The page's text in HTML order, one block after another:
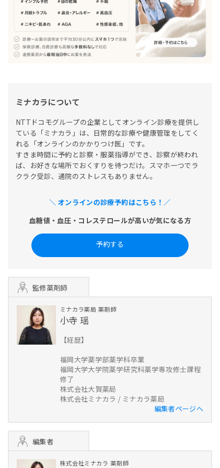
ミナカラについて
NTTドコモグループの企業としてオンライン診療を提供し
ている「ミナカラ」は、日常的な診療や健康管理をしてく
れる「オンラインのかかりつけ医」です。
すきま時間に予約と診察・服薬指導ができ、診察が終われ
ば、お好きな場所でおくすりを待つだけ。スマホ一つでラ
クラク受診、通院のストレスもありません。
＼ オンラインの診療予約はこちら！／
血糖値・血圧・コレステロールが高いが気になる方
予約する
監修薬剤師
ミナカラ薬局 薬剤師
小寺 瑶
【経歴】
福岡大学薬学部薬学科卒業
福岡大学大学院薬学研究科薬学専攻修士課程
修了
株式会社大賀薬局
株式会社ミナカラ / ミナカラ薬局
編集者ページへ
編集者
株式会社ミナカラ 薬剤師